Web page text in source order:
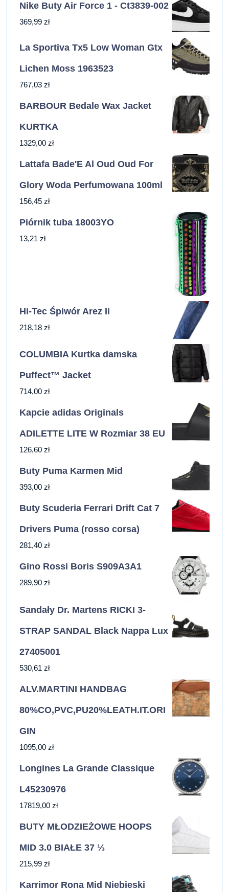
Nike Buty Air Force 1 - Ct3839-002
369,99 zł
La Sportiva Tx5 Low Woman Gtx
Lichen Moss 1963523
767,03 zł
BARBOUR Bedale Wax Jacket
KURTKA
1329,00 zł
Lattafa Bade'E Al Oud Oud For
Glory Woda Perfumowana 100ml
156,45 zł
Piórnik tuba 18003YO
13,21 zł
Hi-Tec Śpiwór Arez Ii
218,18 zł
COLUMBIA Kurtka damska
Puffect™ Jacket
714,00 zł
Kapcie adidas Originals
ADILETTE LITE W Rozmiar 38 EU
126,60 zł
Buty Puma Karmen Mid
393,00 zł
Buty Scuderia Ferrari Drift Cat 7
Drivers Puma (rosso corsa)
281,40 zł
Gino Rossi Boris S909A3A1
289,90 zł
Sandały Dr. Martens RICKI 3-
STRAP SANDAL Black Nappa Lux
27405001
530,61 zł
ALV.MARTINI HANDBAG
80%CO,PVC,PU20%LEATH.IT.ORI
GIN
1095,00 zł
Longines La Grande Classique
L45230976
17819,00 zł
BUTY MŁODZIEŻOWE HOOPS
MID 3.0 BIAŁE 37 ⅓
215,99 zł
Karrimor Rona Mid Niebieski